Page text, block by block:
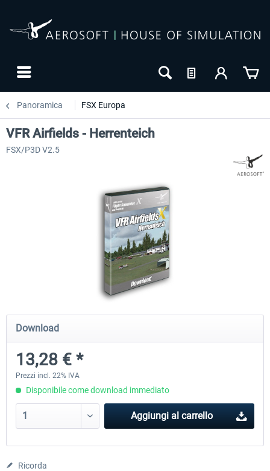
Panoramica FSX Europa
Mega Airport Frankfurt V2.0
30,71 € *
Mega Airport Berlin
VFR Airfields - Herrenteich
FSX/P3D V2.5
Download
13,28 € *
Prezzi incl. 22% IVA
Disponibile come download immediato
Aggiungi al carrello
Ricorda